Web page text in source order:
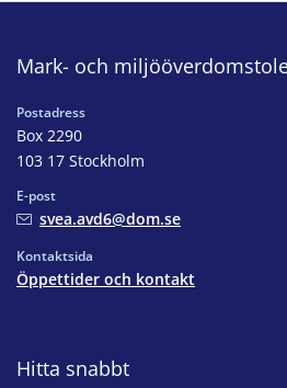
Mark- och
Postadress
Box 2290
103 17 Stockholm
E-post
svea.avd6@dom.se
Kontaktsida
Öppettider och kontakt
Hitta snabbt